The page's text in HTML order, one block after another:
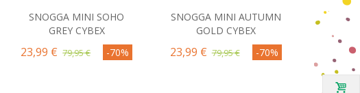
Comprar
SNOGGA MINI SOHO
GREY CYBEX
23,99 € 79,95 € -70%
Comprar
SNOGGA MINI AUTUMN
GOLD CYBEX
23,99 € 79,95 € -70%